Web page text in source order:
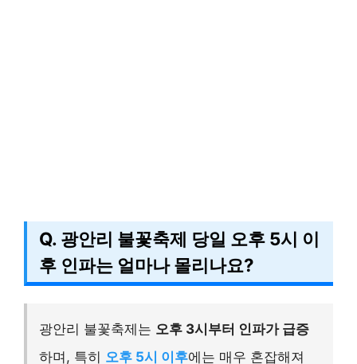
Q. 광안리 불꽃축제 당일 오후 5시 이
후 인파는 얼마나 몰리나요?
광안리 불꽃축제는 오후 3시부터 인파가 급증
하며, 특히 오후 5시 이후에는 매우 혼잡해져